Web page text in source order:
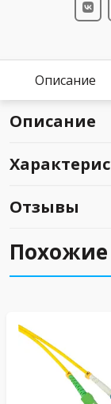
Описание
Описание
Отзывы